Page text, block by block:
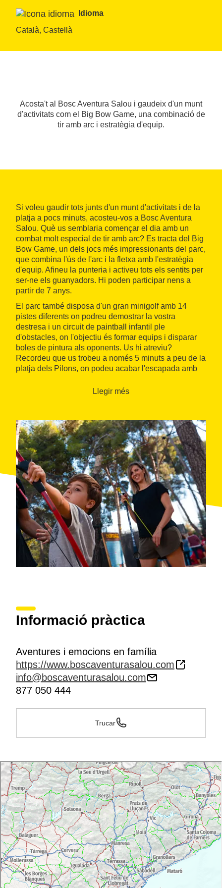
Idioma
Català, Castellà
Acosta't al Bosc Aventura Salou i gaudeix d'un munt
d'activitats com el Big Bow Game, una combinació de
tir amb arc i estratègia d'equip.
Si voleu gaudir tots junts d'un munt d'activitats i de la
platja a pocs minuts, acosteu-vos a Bosc Aventura
Salou. Què us semblaria començar el dia amb un
combat molt especial de tir amb arc? Es tracta del Big
Bow Game, un dels jocs més impressionants del parc,
que combina l'ús de l'arc i la fletxa amb l'estratègia
d'equip. Afineu la punteria i activeu tots els sentits per
ser-ne els guanyadors. Hi poden participar nens a
partir de 7 anys.
El parc també disposa d'un gran minigolf amb 14
pistes diferents on podreu demostrar la vostra
destresa i un circuit de paintball infantil ple
d'obstacles, on l'objectiu és formar equips i disparar
boles de pintura als oponents. Us hi atreviu?
Recordeu que us trobeu a només 5 minuts a peu de la
platja dels Pilons, on podeu acabar l'escapada amb
On: Bosc Aventura Salou
Llegir més
Informació pràctica
Aventures i emocions en família
https://www.boscaventurasalou.com
info@boscaventurasalou.com
877 050 444
Trucar